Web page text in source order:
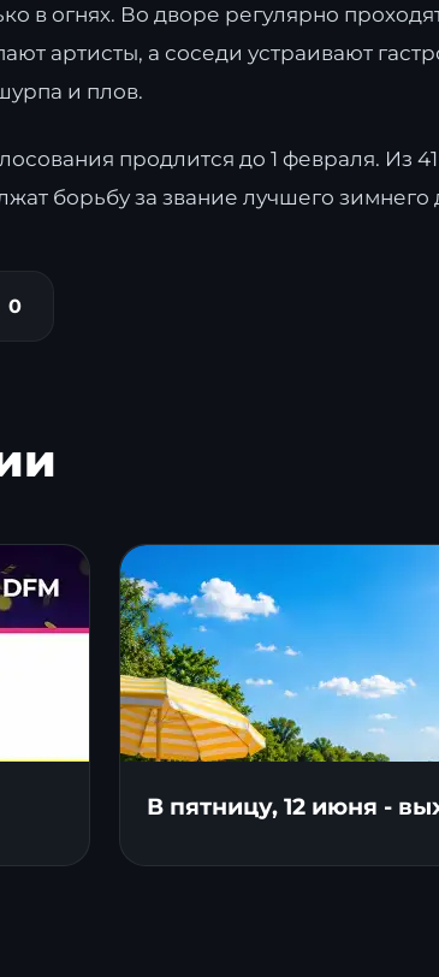
в огнях. Во дворе регулярно
артисты, а соседи устраивают
и плов.
продлится до 1 февраля. Из
борьбу за звание лучшего зимнего
0
В пятницу, 12 июня -